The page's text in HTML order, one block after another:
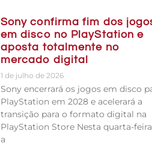
Sony confirma fim dos
em disco no PlayStation e
aposta totalmente no
mercado digital
1 de julho de 2026
Sony encerrará os jogos em disco
PlayStation em 2028 e acelerará a
transição para o formato digital na
PlayStation Store Nesta quarta-feira
a